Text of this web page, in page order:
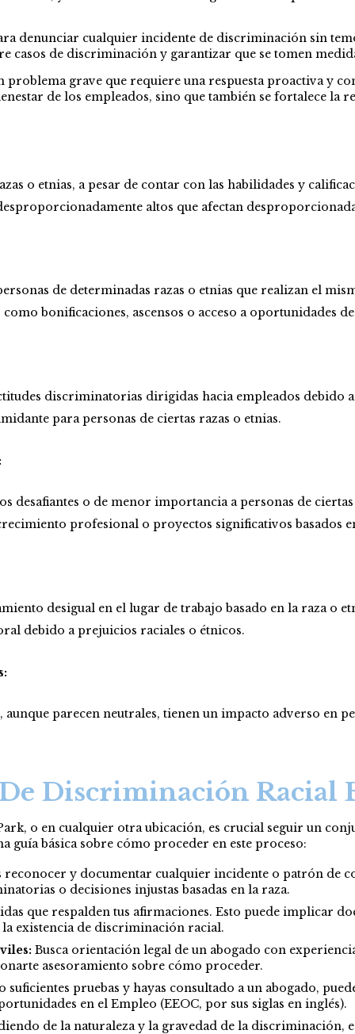
denunciar cualquier incidente de discriminación sin
de discriminación y garantizar que se tomen
grave que requiere una respuesta proactiva y
de los empleados, sino que también se fortalece la
o etnias, a pesar de contar con las habilidades y
altos que afectan
de determinadas razas o etnias que realizan el
bonificaciones, ascensos o acceso a oportunidades
discriminatorias dirigidas hacia empleados debido a
para personas de ciertas razas o etnias.
desafiantes o de menor importancia a personas de
profesional o proyectos significativos basados
desigual en el lugar de trabajo basado en la raza o
debido a prejuicios raciales o étnicos.
parecen neutrales, tienen un impacto adverso en
Discriminación Racial
o en cualquier otra ubicación, es crucial seguir un
guía básica sobre cómo proceder en este proceso:
y documentar cualquier incidente o patrón de
o decisiones injustas basadas en la raza.
que respalden tus afirmaciones. Esto puede implicar
existencia de discriminación racial.
Busca orientación legal de un abogado con
asesoramiento sobre cómo proceder.
suficientes pruebas y hayas consultado a un abogado,
en el Empleo (EEOC, por sus siglas en inglés).
de la naturaleza y la gravedad de la discriminación,